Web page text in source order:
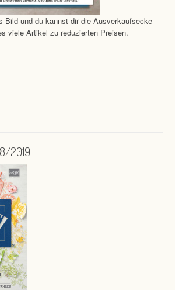
Bild und du kannst dir die Ausverkaufsecke
viele Artikel zu reduzierten Preisen.
2019